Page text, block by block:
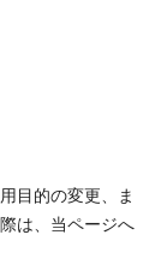
目的の変更、ま
は、当ページへ